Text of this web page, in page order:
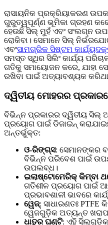
ରାସାୟନିକ ପ୍ରକ୍ରିୟାକରଣ
ଗୁରୁତ୍ୱପୂର୍ଣ୍ଣ ଭୂମିକା ଗ୍ରହଣ
ହେଉଛି ସିଲ୍ ମୁହଁ ଏବଂ ସଂଲଗ୍ନ
ରୋକିବା। ସେମାନେ ସିଲ୍
ଏବଂସାମଗ୍ରିକ ସିଷ୍ଟମ
ସମସ୍ତ ସ୍ଥିର ସିଲିଂ କାର୍ଯ୍ୟ
ଗତିକୁ ସମାୟୋଜନ କରେ, ଯାହା
ରଖିବା ପାଇଁ ଅତ୍ୟାବଶ୍ୟକ
ଦ୍ୱିତୀୟ ମୋହରର
ବିଭିନ୍ନ ପ୍ରକାରର ଦ୍ୱିତୀୟ ସିଲ୍
ପ୍ରୟୋଗ ପାଇଁ ଡିଜାଇନ୍
ଅନ୍ତର୍ଭୁକ୍ତ:
ଓ-ରିଙ୍ଗ୍ସ: ସେମାନଙ୍କର
ବିଭିନ୍ନ ପରିବେଶ ପାଇଁ
ଉପଲବ୍ଧ।
ଇଲାଷ୍ଟୋମେରିକ୍ କିମ୍ବା
ଗତିଶୀଳ ପ୍ରୟୋଗ ପାଇଁ
ପ୍ରଭାବଶାଳୀ ଭାବରେ
ୱେଜ୍: ସାଧାରଣତଃ PTFE
ୱେଜଗୁଡ଼ିକ ଅତ୍ୟନ୍ତ
ଧାତୁର ଘଣ୍ଟି: ଏହି